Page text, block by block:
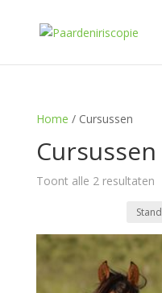
Home / Cursussen
Cursussen
Toont alle 2 resultaten